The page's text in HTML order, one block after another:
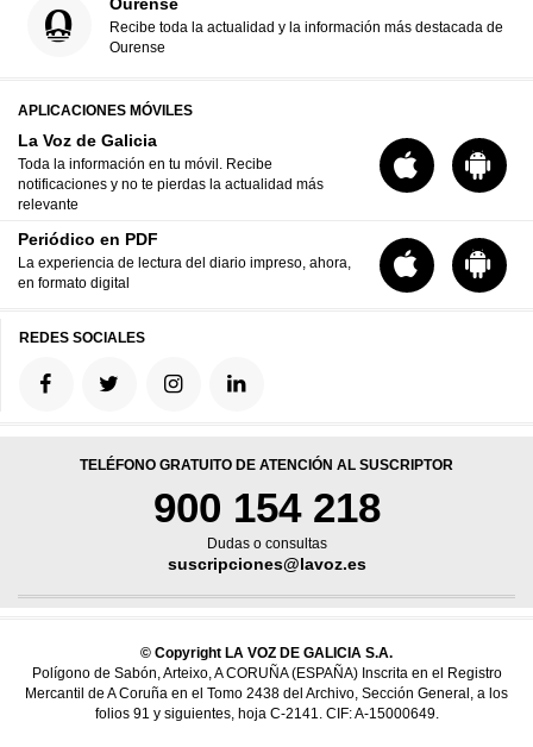
Ourense
Recibe toda la actualidad y la información más destacada de
Ourense
APLICACIONES MÓVILES
La Voz de Galicia
Toda la información en tu móvil. Recibe
notificaciones y no te pierdas la actualidad más
relevante
Periódico en PDF
La experiencia de lectura del diario impreso, ahora,
en formato digital
REDES SOCIALES
TELÉFONO GRATUITO DE ATENCIÓN AL SUSCRIPTOR
900 154 218
Dudas o consultas
suscripciones@lavoz.es
© Copyright LA VOZ DE GALICIA S.A.
Polígono de Sabón, Arteixo, A CORUÑA (ESPAÑA) Inscrita en el Registro
Mercantil de A Coruña en el Tomo 2438 del Archivo, Sección General, a los
folios 91 y siguientes, hoja C-2141. CIF: A-15000649.